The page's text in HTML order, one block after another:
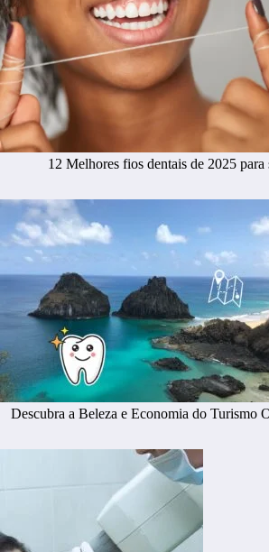
12 Melhores fios dentais de 2025 para
Descubra a Beleza e Economia do Turismo